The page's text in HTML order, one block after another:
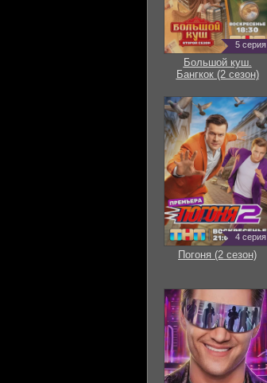
5 серия
Большой куш.
Бангкок (2 сезон)
4 серия
Погоня (2 сезон)